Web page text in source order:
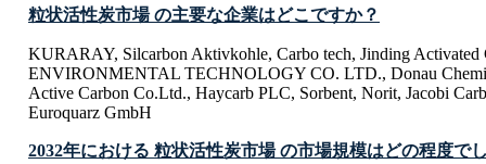
粒状活性炭市場 の主要な企業はどこですか？
KURARAY, Silcarbon Aktivkohle, Carbo tech, Jinding
ENVIRONMENTAL TECHNOLOGY CO. LTD., Donau
Active Carbon Co.Ltd., Haycarb PLC, Sorbent, Norit, Jacobi
Euroquarz GmbH
2032年における 粒状活性炭市場 の市場規模はどの程度で